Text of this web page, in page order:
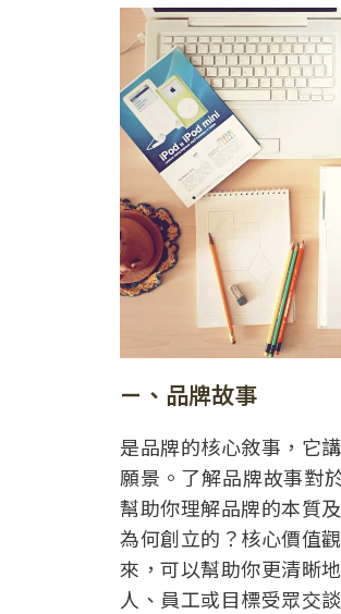
ㄧ、品牌故事
是品牌的核心敘事，它
願景。了解品牌故事對
幫助你理解品牌的本質
為何創立的？核心價值
來，可以幫助你更清晰
人、員工或目標受眾交